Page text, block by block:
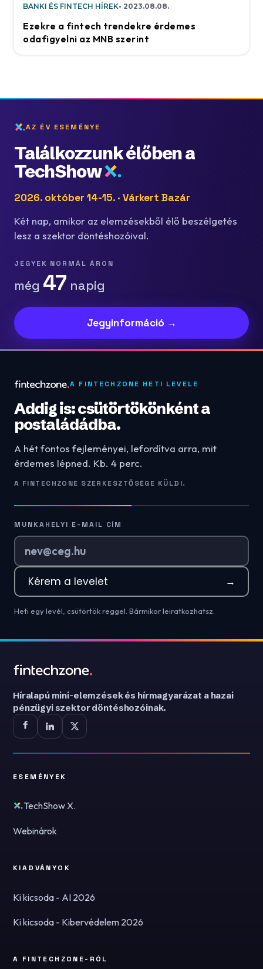
BANKI ÉS FINTECH HÍREK 2023.08.08.
Ezekre a fintech trendekre érdemes
odafigyelni az MNB szerint
AZ ÉV ESEMÉNYE
Találkozzunk élőben a
TechShow
2026. október 14-15. · Várkert Bazár
Két nap, amikor az elemzésekből élő beszélgetés
lesz a szektor döntéshozóival.
JEGYEK NORMÁL ÁRON
még 47 napig
Jegyinformáció →
A FINTECHZONE HETI LEVELE
Addig is: csütörtökönként a
postaládádba.
A hét fontos fejleményei, lefordítva arra, mit
érdemes lépned. Kb. 4 perc.
A FINTECHZONE SZERKESZTŐSÉGE KÜLDI.
MUNKAHELYI E-MAIL CÍM
Kérem a levelet →
Heti egy levél, csütörtök reggel. Bármikor leiratkozhatsz.
Híralapú mini-elemzések és hírmagyarázat a hazai
pénzügyi szektor döntéshozóinak.
ESEMÉNYEK
TechShow X.
Webinárok
KIADVÁNYOK
Ki kicsoda - AI 2026
Ki kicsoda - Kibervédelem 2026
A FINTECHZONE-RÓL